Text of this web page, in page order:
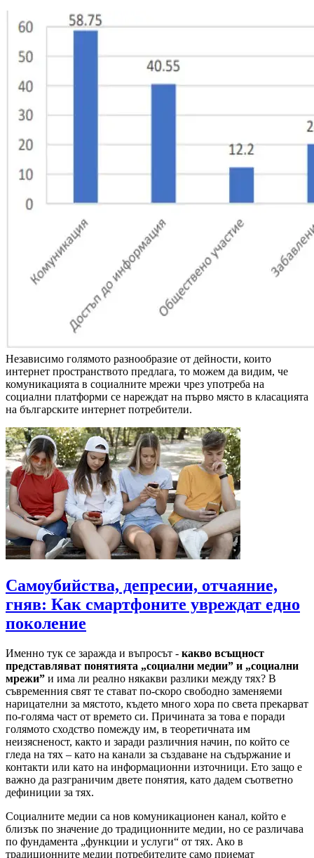
Независимо голямото разнообразие от дейности, които
интернет пространството предлага, то можем да видим, че
комуникацията в социалните мрежи чрез употреба на
социални платформи се нареждат на първо място в класацията
на българските интернет потребители.
Самоубийства, депресии, отчаяние,
гняв: Как смартфоните увреждат едно
поколение
Именно тук се заражда и въпросът - какво всъщност
представляват понятията „социални медии” и „социални
мрежи” и има ли реално някакви разлики между тях? В
съвременния свят те стават по-скоро свободно заменяеми
нарицателни за мястото, където много хора по света прекарват
по-голяма част от времето си. Причината за това е поради
голямото сходство помежду им, в теоретичната им
неизясненост, както и заради различния начин, по който се
гледа на тях – като на канали за създаване на съдържание и
контакти или като на информационни източници. Ето защо е
важно да разграничим двете понятия, като дадем съответно
дефиниции за тях.
Социалните медии са нов комуникационен канал, който е
близък по значение до традиционните медии, но се различава
по фундамента „функции и услуги“ от тях. Ако в
традиционните медии потребителите само приемат